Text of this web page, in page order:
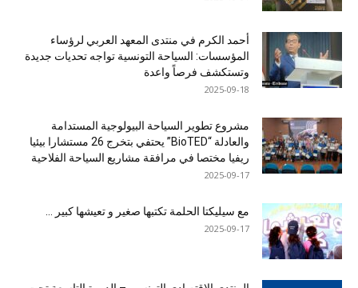
أحمد الكرم في منتدى المعهد العربي لرؤساء
المؤسسات: السياحة التونسية تواجه تحديات جديدة
وتستكشف فرصاً واعدة
2025-09-18
مشروع تطوير السياحة البيولوجية المستدامة
والعادلة “BioTED” يحتفي بتخرج 26 مستشارا بيئيا
ريفيا مختصا في مرافقة مشاريع السياحة الفلاحية
2025-09-17
مع سيليكتا الحلمة تكتبها صغير و تعيشها كبير …
2025-09-17